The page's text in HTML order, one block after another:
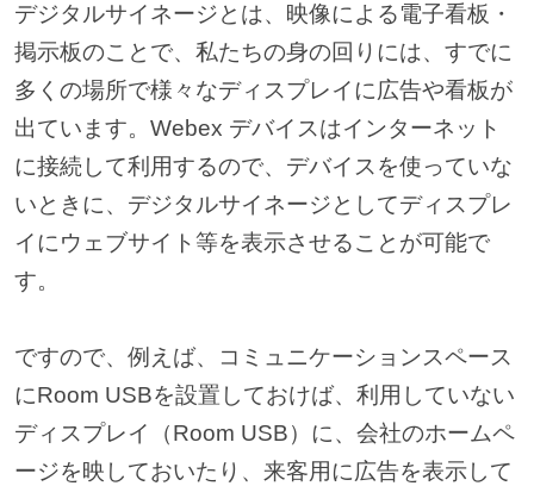
デジタルサイネージとは、映像による電子看板・
掲示板のことで、私たちの身の回りには、すでに
多くの場所で様々なディスプレイに広告や看板が
出ています。Webex デバイスはインターネット
に接続して利用するので、デバイスを使っていな
いときに、デジタルサイネージとしてディスプレ
イにウェブサイト等を表示させることが可能で
す。
ですので、例えば、コミュニケーションスペース
にRoom USBを設置しておけば、利用していない
ディスプレイ（Room USB）に、会社のホームペ
ージを映しておいたり、来客用に広告を表示して